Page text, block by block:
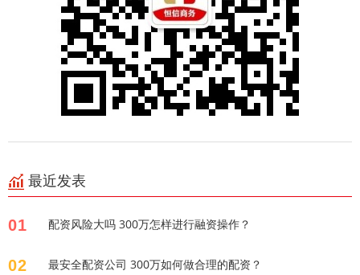
最近发表
01 配资风险大吗 300万怎样进行融资操作？
02 最安全配资公司 300万如何做合理的配资？